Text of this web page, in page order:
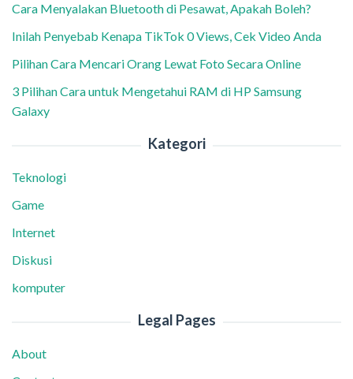
Cara Menyalakan Bluetooth di Pesawat, Apakah Boleh?
Inilah Penyebab Kenapa TikTok 0 Views, Cek Video Anda
Pilihan Cara Mencari Orang Lewat Foto Secara Online
3 Pilihan Cara untuk Mengetahui RAM di HP Samsung
Galaxy
Kategori
Teknologi
Game
Internet
Diskusi
komputer
Legal Pages
About